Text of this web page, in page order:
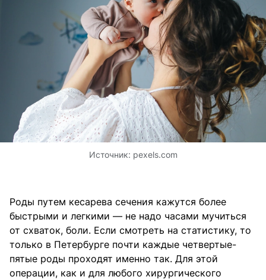
Источник: pexels.com
Роды путем кесарева сечения кажутся более
быстрыми и легкими — не надо часами мучиться
от схваток, боли. Если смотреть на статистику, то
только в Петербурге почти каждые четвертые-
пятые роды проходят именно так. Для этой
операции, как и для любого хирургического